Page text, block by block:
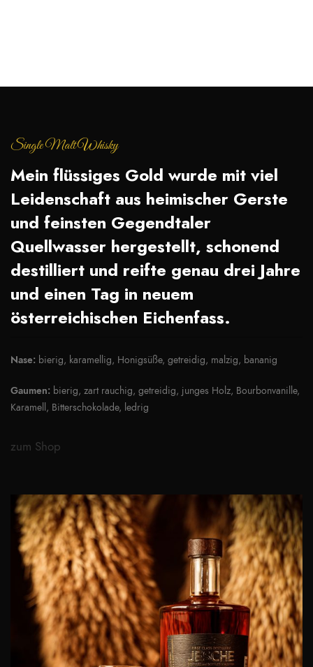
Single Malt Whisky
Mein flüssiges Gold wurde mit viel
Leidenschaft aus heimischer Gerste
und feinsten Gegendtaler
Quellwasser hergestellt, schonend
destilliert und reifte genau drei Jahre
und einen Tag in neuem
österreichischen Eichenfass.
Nase: bierig, karamellig, Honigsüße, getreidig, malzig, bananig
Gaumen: bierig, zart rauchig, getreidig, junges Holz, Bourbonvanille,
Karamell, Bitterschokolade, ledrig
zum Shop